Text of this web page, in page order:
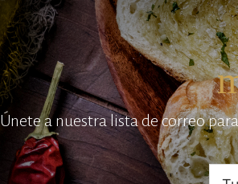
Únete a nuestra lista de correo